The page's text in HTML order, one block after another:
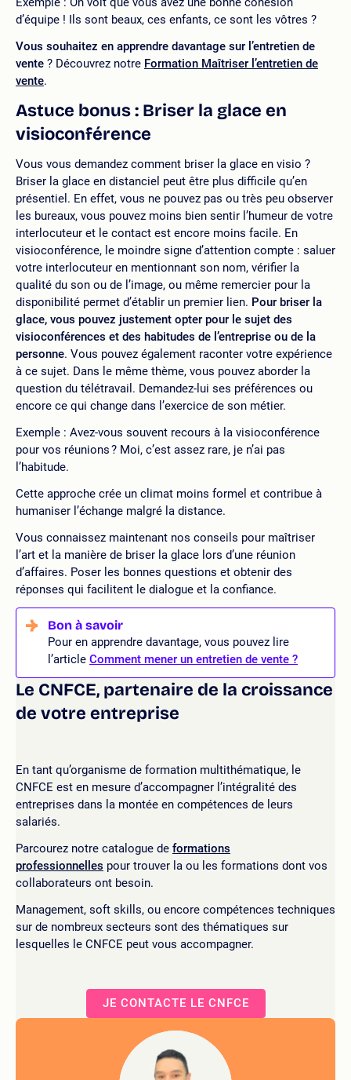
d’équipe ! Ils sont beaux, ces enfants, ce sont les vôtres ?
Vous souhaitez en apprendre davantage sur l’entretien de
vente ? Découvrez notre Formation Maîtriser l’entretien de
vente.
Astuce bonus : Briser la glace en
visioconférence
Vous vous demandez comment briser la glace en visio ?
Briser la glace en distanciel peut être plus difficile qu’en
présentiel. En effet, vous ne pouvez pas ou très peu observer
les bureaux, vous pouvez moins bien sentir l’humeur de votre
interlocuteur et le contact est encore moins facile. En
visioconférence, le moindre signe d’attention compte : saluer
votre interlocuteur en mentionnant son nom, vérifier la
qualité du son ou de l’image, ou même remercier pour la
disponibilité permet d’établir un premier lien. Pour briser la
glace, vous pouvez justement opter pour le sujet des
visioconférences et des habitudes de l’entreprise ou de la
personne. Vous pouvez également raconter votre expérience
à ce sujet. Dans le même thème, vous pouvez aborder la
question du télétravail. Demandez-lui ses préférences ou
encore ce qui change dans l’exercice de son métier.
Exemple : Avez-vous souvent recours à la visioconférence
pour vos réunions ? Moi, c’est assez rare, je n’ai pas
l’habitude.
Cette approche crée un climat moins formel et contribue à
humaniser l’échange malgré la distance.
Vous connaissez maintenant nos conseils pour maîtriser
l’art et la manière de briser la glace lors d’une réunion
d’affaires. Poser les bonnes questions et obtenir des
réponses qui facilitent le dialogue et la confiance.
Pour en apprendre davantage, vous pouvez lire
l’article Comment mener un entretien de vente ?
Le CNFCE, partenaire de la croissance
de votre entreprise
En tant qu’organisme de formation multithématique, le
CNFCE est en mesure d’accompagner l’intégralité des
entreprises dans la montée en compétences de leurs
salariés.
Parcourez notre catalogue de formations
professionnelles pour trouver la ou les formations dont vos
collaborateurs ont besoin.
Management, soft skills, ou encore compétences techniques
sur de nombreux secteurs sont des thématiques sur
lesquelles le CNFCE peut vous accompagner.
JE CONTACTE LE CNFCE